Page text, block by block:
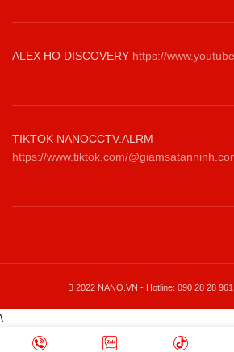
ALEX HO DISCOVERY https://
TIKTOK NANOCCTV.ALRM
https://www.tiktok.com/
2022 NANO.VN - Hotline: 090 28 28
\